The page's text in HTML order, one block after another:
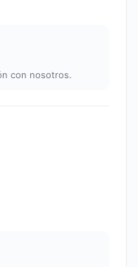
con nosotros.